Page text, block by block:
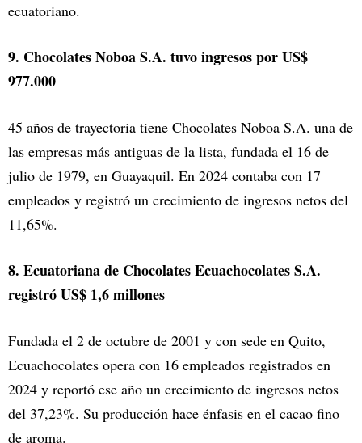
ecuatoriano.
9. Chocolates Noboa S.A. tuvo ingresos por US$
977.000
45 años de trayectoria tiene Chocolates Noboa S.A. una de
las empresas más antiguas de la lista, fundada el 16 de
julio de 1979, en Guayaquil. En 2024 contaba con 17
empleados y registró un crecimiento de ingresos netos del
11,65%.
8. Ecuatoriana de Chocolates Ecuachocolates S.A.
registró US$ 1,6 millones
Fundada el 2 de octubre de 2001 y con sede en Quito,
Ecuachocolates opera con 16 empleados registrados en
2024 y reportó ese año un crecimiento de ingresos netos
del 37,23%. Su producción hace énfasis en el cacao fino
de aroma.